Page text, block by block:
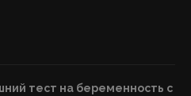
тест на беременность с